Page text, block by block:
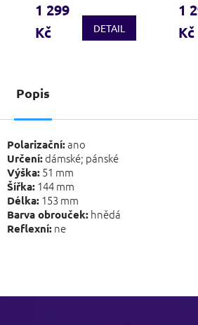
1 299
Kč
DETAIL
1
Kč
Popis
Polarizační:ano
Určení:dámské; pánské
Výška: 51 mm
Šířka: 144 mm
Délka: 153 mm
Barva obrouček: hnědá
Reflexní: ne